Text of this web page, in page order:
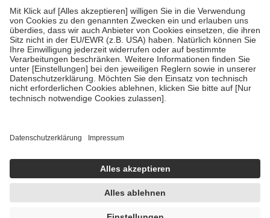
fallenkeine Zuzahlungenan bei:
• Kindern und Jugendlichen bis zum vollendeten 18. Lebensjahr
mit Ausnahme der Fahrkosten
• Untersuchungen zur Vorsorge und Früherkennung, die von der
GKV getragen werden
• empfohlenen Schutzimpfungen
• Harn- und Blutteststreifen
getroffen, um sicherzustellen, dass es sich um echte Bewertungen
https://help.etrusted.com/hc/de/articles/4419944605341
Einige Bilder und Inhalte wurden unter Zuhilfenahme künstlicher